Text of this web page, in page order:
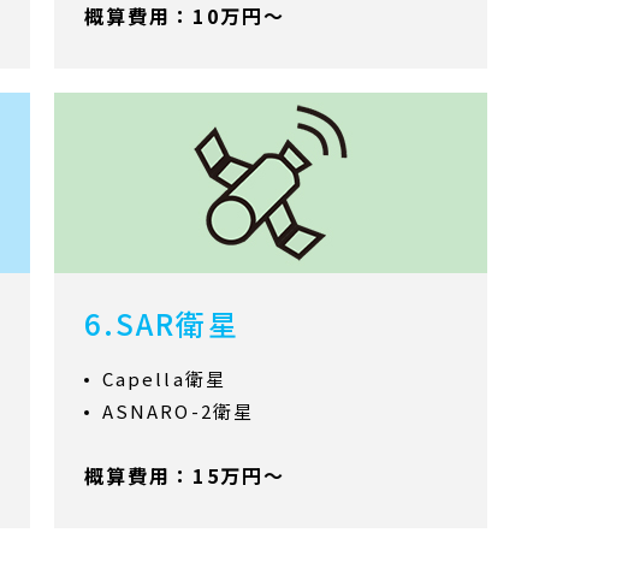
概算費用：10万円～
6.SAR衛星
Capella衛星
ASNARO-2衛星
概算費用：15万円～